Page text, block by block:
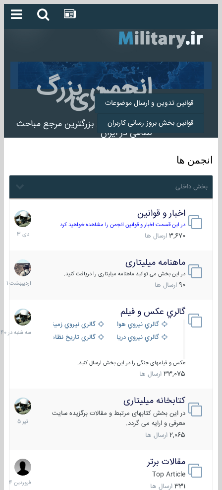
انجمن بزرگ
میلیتاری
انجمن میلیتاری بزرگترین مرجع مباحث
نظامی در ایران
قوانین تدوین و ارسال موضوعات
قوانین بخش بروز رسانی کاربران
انجمن ها
بخش داخلی
اخبار و قوانین
در این قسمت اخبار و قوانین انجمن را مشاهده خواهید کرد
3,670 ارسال ها
22
دی
1403
ماهنامه میلیتاری
در این بخش می توانید ماهنامه میلیتاری را دریافت کنید.
90 ارسال ها
30
1401
گالري عكس و فيلم
گالري نيروي هوايي
گالري نيروي زميني
گالري نيروي دريايي
گالري تاریخ نظامی
عکس و فیلمهای جنگی را در این بخش ارسال کنید.
33,075 ارسال ها
سه
شنبه
در
کتابخانه میلیتاری
در این بخش کتابهای مرتبط و مقالات برگزیده سایت
معرفی و ارایه می گردد.
2,065 ارسال ها
16
تیر
1405
مقالات برتر
Top Article
331 ارسال ها
29
فروردین
1404